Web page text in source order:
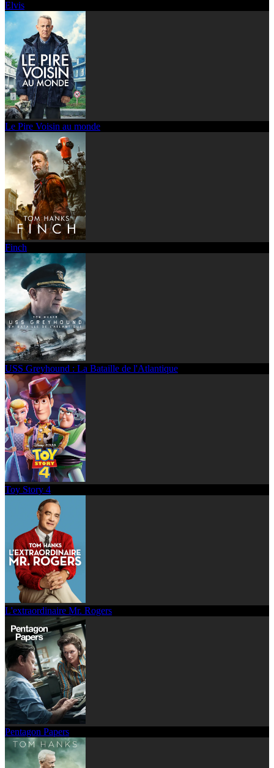
Elvis
Le Pire Voisin au monde
Finch
USS Greyhound : La Bataille de l'Atlantique
Toy Story 4
L'extraordinaire Mr. Rogers
Pentagon Papers